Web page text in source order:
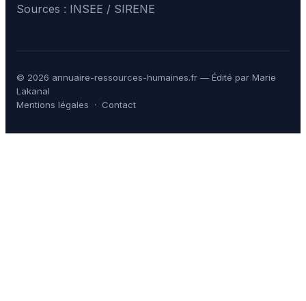
Sources : INSEE / SIRENE
© 2026 annuaire-ressources-humaines.fr — Édité par Marie
Lakanal
Mentions légales · Contact